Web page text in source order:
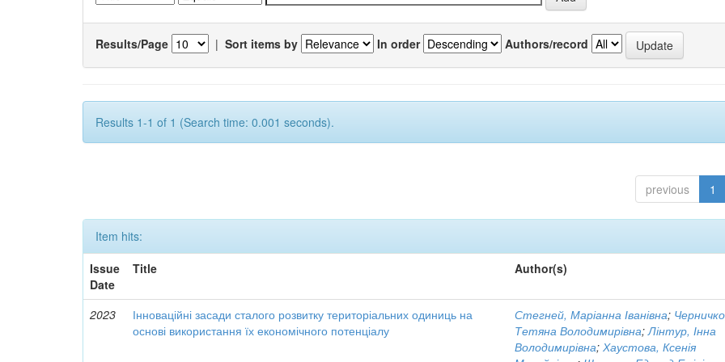
Results/Page | Sort items by In order Authors/record
Results 1-1 of 1 (Search time: 0.001 seconds).
previous 1
Item hits:
Issue
Date
Title Author(s)
2023
Інноваційні засади сталого розвитку територіальних одиниць на
основі використання їх економічного потенціалу
Стегней, Маріанна Іванівна;
Тетяна Володимирівна;Лінтур, Інна
Володимирівна;Хаустова, Ксенія